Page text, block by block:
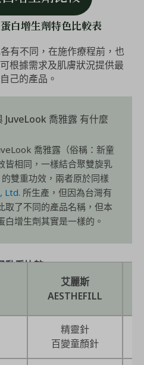
白增生劑特色比較表
有不同，在施作療程前，也
根據需求及肌膚狀況提供最
己的產品。
JuveLook 喬雅露 有什麼
喬雅露（俗稱：新童
皆相同，一樣結合聚雙旋乳
雙重功效，兩者原於同樣
Ltd. 所生產，但因為台灣有
取了不同的產品名稱，但本
增生劑其實是一樣的。
動看比較
艾麗斯
AESTHEFILL
精靈針
百變童顏針